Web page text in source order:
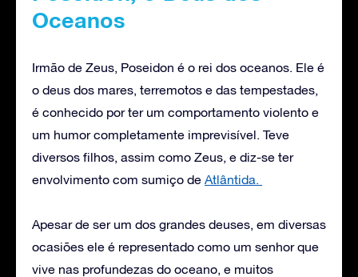
Oceanos
Irmão de Zeus, Poseidon é o rei dos oceanos. Ele é
o deus dos mares, terremotos e das tempestades,
é conhecido por ter um comportamento violento e
um humor completamente imprevisível. Teve
diversos filhos, assim como Zeus, e diz-se ter
envolvimento com sumiço de Atlântida.
Apesar de ser um dos grandes deuses, em diversas
ocasiões ele é representado como um senhor que
vive nas profundezas do oceano, e muitos